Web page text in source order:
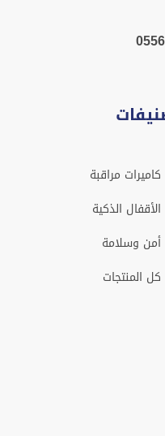
كاميرات مراقبة
الأقفال الذكية
أمن وسلامة
كل المنتجات